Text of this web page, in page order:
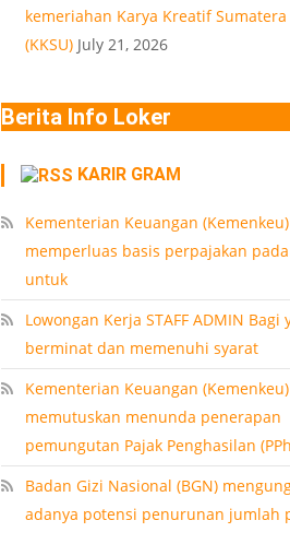
kemeriahan Karya Kreatif
(KKSU) July 21, 2026
Berita Info Loker
KARIR GRAM
Kementerian Keuangan
memperluas basis perpajakan
untuk
Lowongan Kerja STAFF ADMIN Bagi
berminat dan memenuhi syarat
Kementerian Keuangan (Kemenkeu)
memutuskan menunda penerapan
pemungutan Pajak Penghasilan
Badan Gizi Nasional (BGN)
adanya potensi penurunan jumlah